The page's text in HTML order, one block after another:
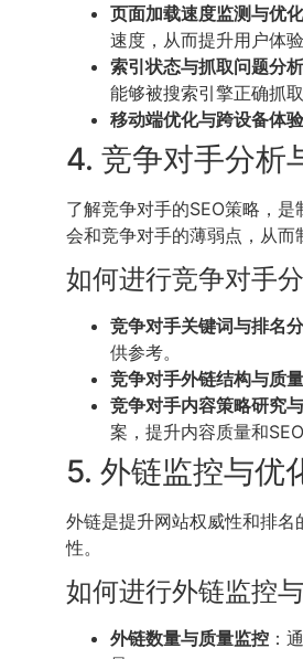
页面加载速度监测与优化
速度，从而提升用户体验
索引状态与抓取问题分析
能够被搜索引擎正确抓取
移动端优化与跨设备体
4. 竞争对手分析
了解竞争对手的SEO策略，
会和竞争对手的薄弱点，从而
如何进行竞争对手
竞争对手关键词与排名
供参考。
竞争对手外链结构与质
竞争对手内容策略研究
案，提升内容质量和SEO
5. 外链监控与优
外链是提升网站权威性和排
性。
如何进行外链监控
外链数量与质量监控 ：